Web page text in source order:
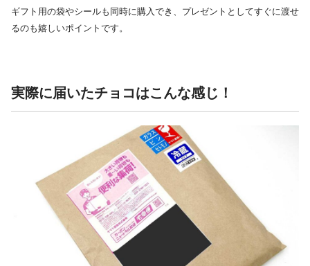
ギフト用の袋やシールも同時に購入でき、プレゼントとしてすぐに渡せ
るのも嬉しいポイントです。
実際に届いたチョコはこんな感じ！